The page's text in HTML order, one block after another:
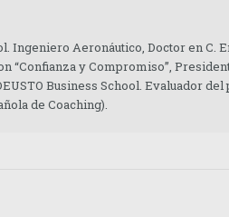
Ingeniero Aeronáutico, Doctor en C.
“Confianza y Compromiso”,
Business School. Evaluador
de Coaching).